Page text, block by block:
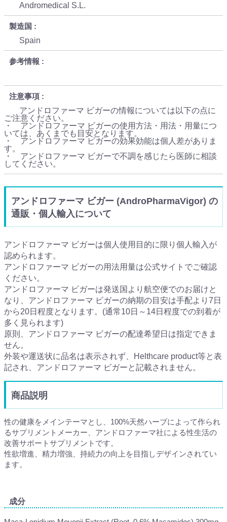
Andromedical S.L.
製造国
Spain
参考情報
注意事項
アンドロファーマ ビガーの情報については以下の点に
ご注意ください。
・ アンドロファーマ ビガーの使用方法・用法・用量につ
いては、あくまでも目安となります。
・ アンドロファーマ ビガーの効果効能は個人差がありま
す。
・ アンドロファーマ ビガーで不調を感じたら医師に相談
してください。
アンドロファーマ ビガー (AndroPharmaVigor) の
通販・個人輸入について
アンドロファーマ ビガーは個人使用目的に限り個人輸入が
認められます。
アンドロファーマ ビガーの用法用量は公式サイトでご確認
ください。
アンドロファーマ ビガーは発送国より航空便でのお届けと
なり、アンドロファーマ ビガーの納期の目安は手配より7日
から20日程度となります。(通常10日～14日程度での到着が
多く見られます)
原則、アンドロファーマ ビガーの配達希望日は指定できま
せん。
外装や運送状に品名は表示されず、Helthcare product等と表
記され、アンドロファーマ ビガーと記載されません。
商品説明
性の健康をメインテーマとし、100%天然ハーブによって作られ
るサプリメントメーカー、アンドロファーマ社による性生活の
改善サポートサプリメントです。
性欲増進、精力増強、持続力の向上を目指しデザインされてい
ます。
成分